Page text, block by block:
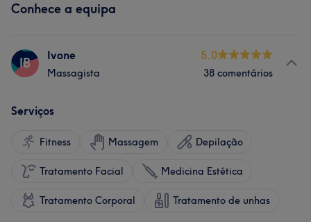
Conhece a equipa
IB Ivone
Massagista
5.0
38 comentários
Serviços
Fitness Massagem Depilação
Tratamento Facial Medicina Estética
Tratamento Corporal Tratamento de unhas